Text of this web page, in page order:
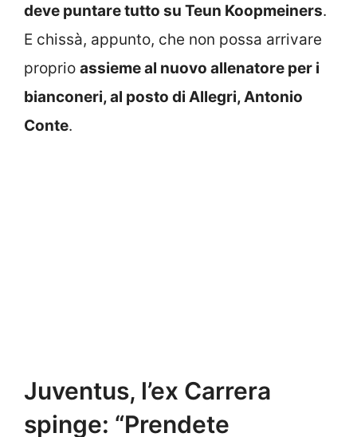
deve puntare tutto su Teun Koopmeiners.
E chissà, appunto, che non possa arrivare
proprio assieme al nuovo allenatore per i
bianconeri, al posto di Allegri, Antonio
Conte.
Juventus, l’ex Carrera
spinge: “Prendete